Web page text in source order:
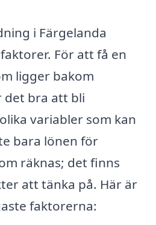
i Färgelanda
För att få en
ligger bakom
det bra att bli
variabler som kan
bara lönen för
räknas; det finns
att tänka på. Här är
faktorerna: